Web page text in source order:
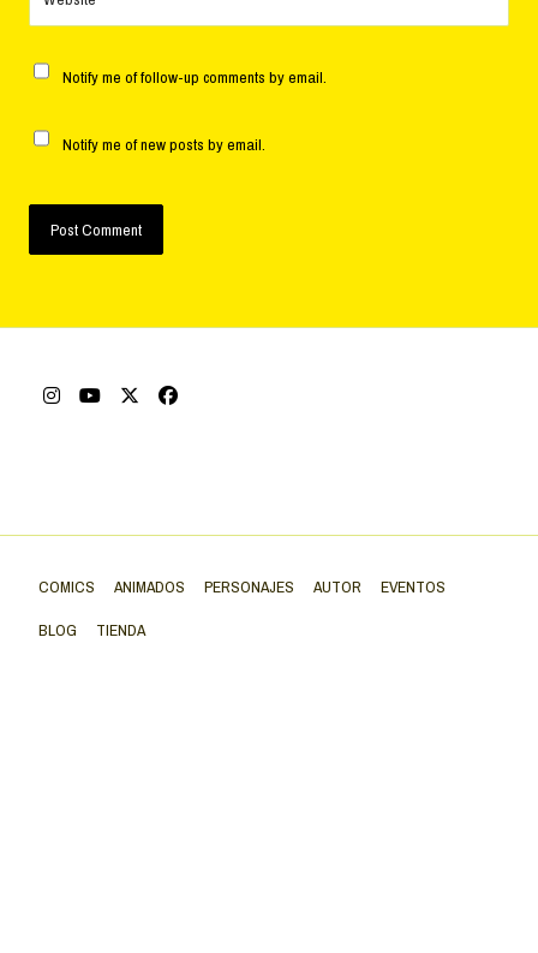
Notify me of follow-up comments by email.
Notify me of new posts by email.
COMICS ANIMADOS PERSONAJES AUTOR
EVENTOS
BLOG
TIENDA